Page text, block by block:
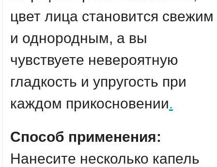
цвет лица становится свежим
и однородным, а вы
чувствуете невероятную
гладкость и упругость при
каждом прикосновении.
Способ применения:
Нанесите несколько капель